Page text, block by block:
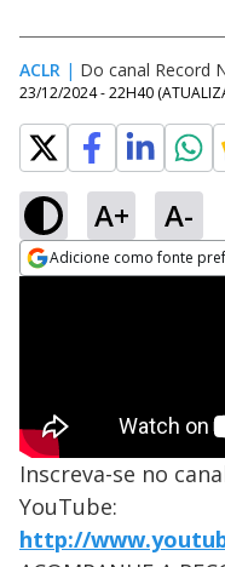
ACLR | Do canal Record
23/12/2024 - 22H40
A+ A-
Adicione como fonte
Inscreva-se no
YouTube:
http://